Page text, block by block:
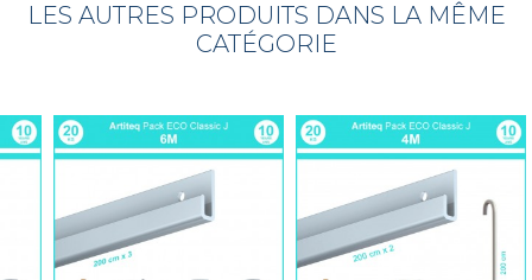
LES AUTRES PRODUITS DANS LA MÊME
CATÉGORIE